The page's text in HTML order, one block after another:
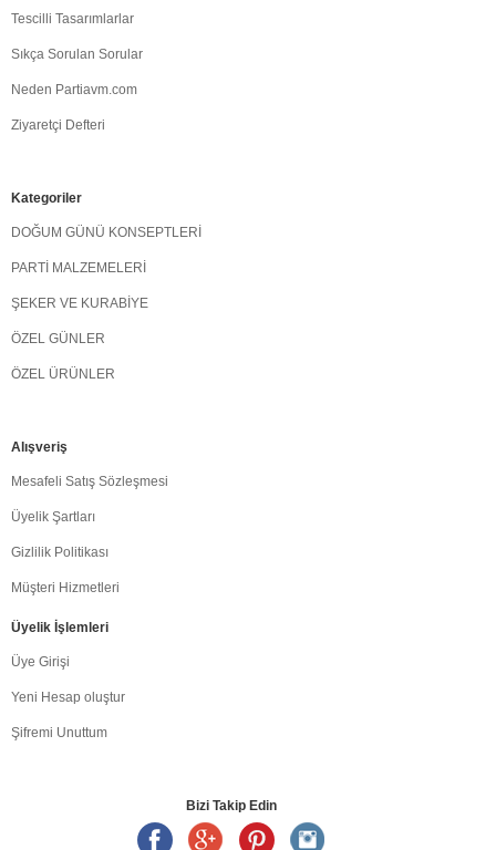
Tescilli Tasarımlarlar
Sıkça Sorulan Sorular
Neden Partiavm.com
Ziyaretçi Defteri
Kategoriler
DOĞUM GÜNÜ KONSEPTLERİ
PARTİ MALZEMELERİ
ŞEKER VE KURABİYE
ÖZEL GÜNLER
ÖZEL ÜRÜNLER
Alışveriş
Mesafeli Satış Sözleşmesi
Üyelik Şartları
Gizlilik Politikası
Müşteri Hizmetleri
Üyelik İşlemleri
Üye Girişi
Yeni Hesap oluştur
Şifremi Unuttum
Bizi Takip Edin